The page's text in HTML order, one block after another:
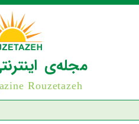
مجله‌ی
Rouzetazeh